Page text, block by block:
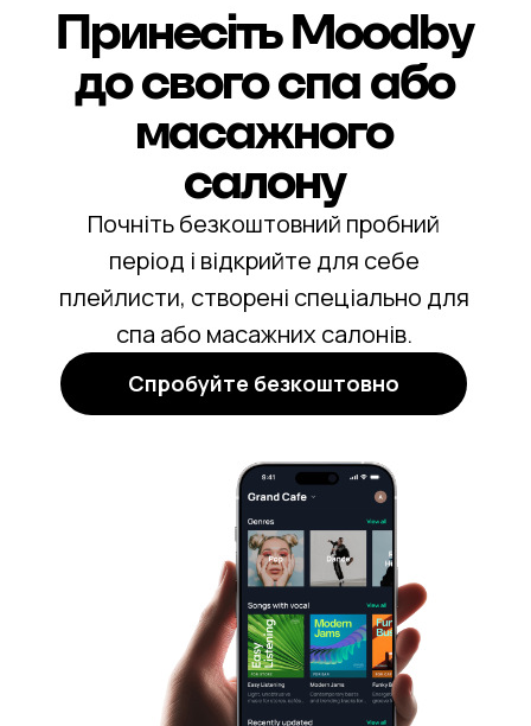
Принесіть Moodby
до свого спа або
масажного
салону
Почніть безкоштовний пробний
період і відкрийте для себе
плейлисти, створені спеціально для
спа або масажних салонів.
Спробуйте безкоштовно